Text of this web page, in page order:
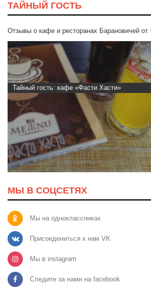
ТАЙНЫЙ ГОСТЬ
Отзывы о кафе и ресторанах Барановичей от
Тайный гость: кафе
МЫ В СОЦСЕТЯХ
Мы на одноклассниках
Присоедениться к нам VK
Мы в instagram
Следите за нами на facebook